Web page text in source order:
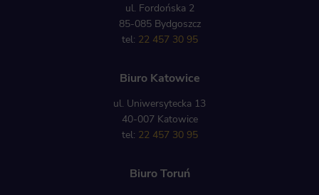
ul. Fordońska 2
85-085 Bydgoszcz
tel: 22 457 30 95
Biuro Katowice
ul. Uniwersytecka 13
40-007 Katowice
tel: 22 457 30 95
Biuro Toruń